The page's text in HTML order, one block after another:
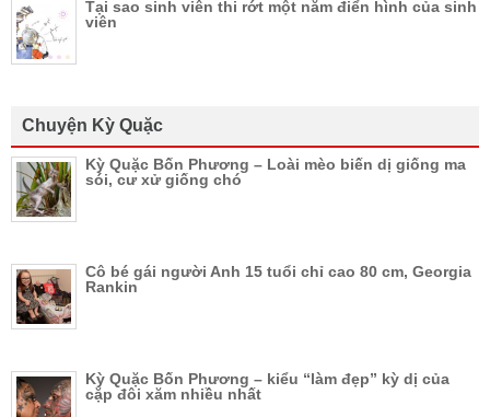
Tại sao sinh viên thi rớt một năm điển hình của sinh
viên
Chuyện Kỳ Quặc
Kỳ Quặc Bốn Phương – Loài mèo biến dị giống ma
sói, cư xử giống chó
Cô bé gái người Anh 15 tuổi chỉ cao 80 cm, Georgia
Rankin
Kỳ Quặc Bốn Phương – kiểu “làm đẹp” kỳ dị của
cặp đôi xăm nhiều nhất